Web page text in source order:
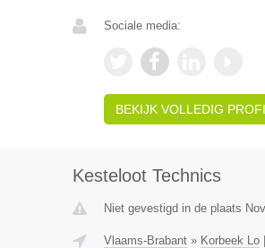
Sociale media:
BEKIJK VOLLEDIG
Kesteloot Technics
Niet gevestigd in de plaats
Vlaams-Brabant» Korbeek Lo|